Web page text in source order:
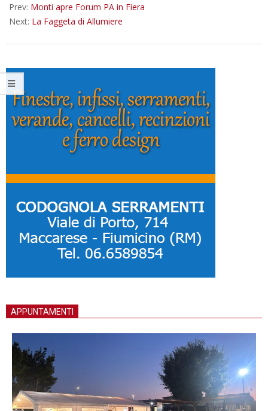
Prev: Monti apre Forum PA in Fiera
Next: La Faggeta di Allumiere
APPUNTAMENTI